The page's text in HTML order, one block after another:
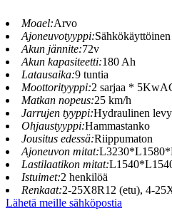
Moael:Arvo
Ajoneuvotyyppi:
Akun jännite:72v
Akun kapasiteetti:180 Ah
Latausaika:9 tuntia
Moottorityyppi:2 sarjaa *
Matkan nopeus:25 km/h
Jarrujen tyyppi:Hydraulinen
Ohjaustyyppi:Hammastanko
Jousitus edessä:Riippumaton
Ajoneuvon mitat:
Lastilaatikon mitat:
Istuimet:2 henkilöä
Renkaat:2-25X8R12 (etu), 4-
Lähetä meille sähköpostia